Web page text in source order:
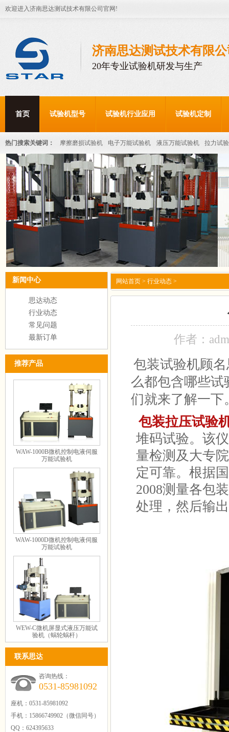
欢迎进入济南思达测试技术有限公司官网!
济南思达测试技术有限
20年专业试验机研发与生产
首页 试验机型号 试验机行业应用 试验机定制
热门搜索关键词： 摩擦磨损试验机 电子万能试验机 液压万能试验机 拉力试
新闻中心
思达动态
行业动态
常见问题
最新订单
推荐产品
WAW-1000B微机控制电液伺服
万能试验机
WAW-1000D微机控制电液伺服
万能试验机
WEW-C微机屏显式液压万能试
验机（蜗轮蜗杆）
联系思达
咨询热线：
0531-85981092
座机：0531-85981092
手机：15866749902（微信同号）
QQ：624395633
网站首页 > 行业动态 >
作者：
包装试验机顾
么都包含哪些试
们就来了解一下
包装拉压试验
堆码试验。该
量检测及大专
定可靠。根据
2008测量各包
处理，然后输